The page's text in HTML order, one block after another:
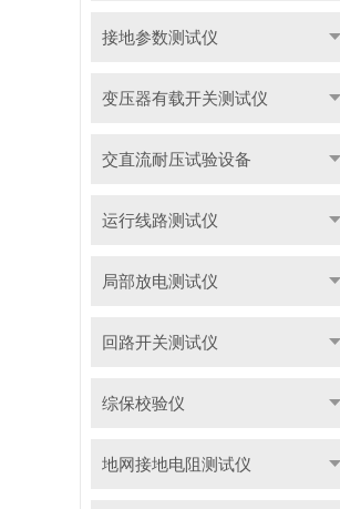
接地参数测试仪
变压器有载开关测试仪
交直流耐压试验设备
运行线路测试仪
局部放电测试仪
回路开关测试仪
综保校验仪
地网接地电阻测试仪